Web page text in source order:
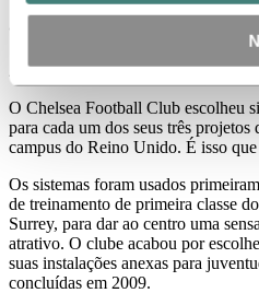
alumínio
24 de abril de 2019
O Chelsea Football Club escolheu
para cada um dos seus três
campus do Reino Unido. É isso
Os sistemas foram usados
de treinamento de primeira classe
Surrey, para dar ao centro uma
atrativo. O clube acabou por
suas instalações anexas para
concluídas em 2009.